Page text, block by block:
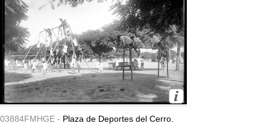
03884FMHGE - Plaza de Deportes del Cerro.